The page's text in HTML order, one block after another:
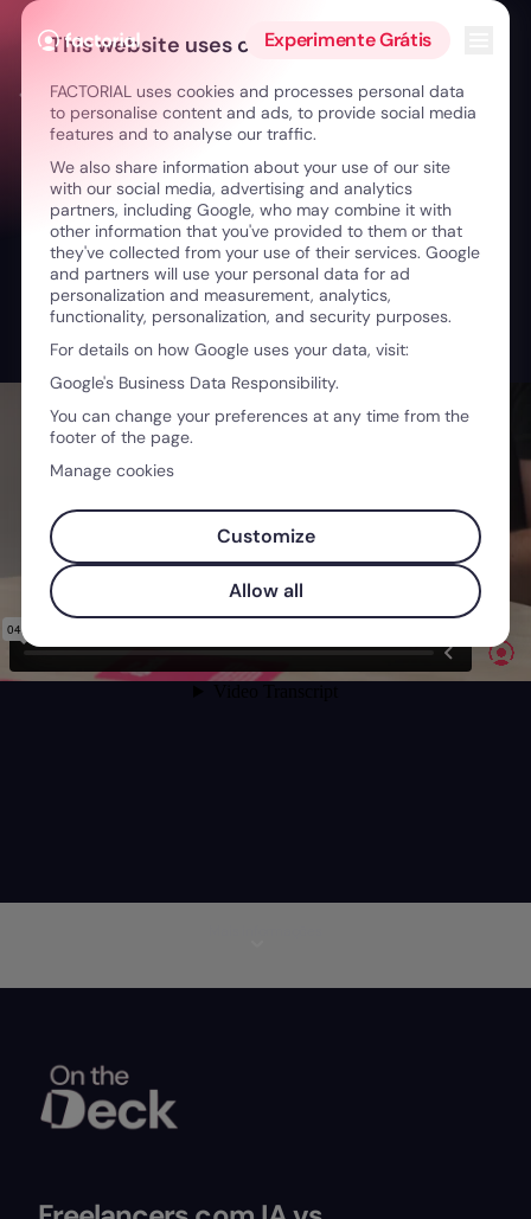
Ir para o conteúdo
Experimente Grátis
← On The Deck | Como a IA transforma o recrutamento
This website uses cookies
FACTORIAL uses cookies and processes personal data
to personalise content and ads, to provide social media
features and to analyse our traffic.
We also share information about your use of our site
with our social media, advertising and analytics
partners, including Google, who may combine it with
other information that you've provided to them or that
they've collected from your use of their services. Google
and partners will use your personal data for ad
personalization and measurement, analytics,
functionality, personalization, and security purposes.
For details on how Google uses your data, visit:
Google's Business Data Responsibility.
You can change your preferences at any time from the
footer of the page.
Manage cookies
Customize
Allow all